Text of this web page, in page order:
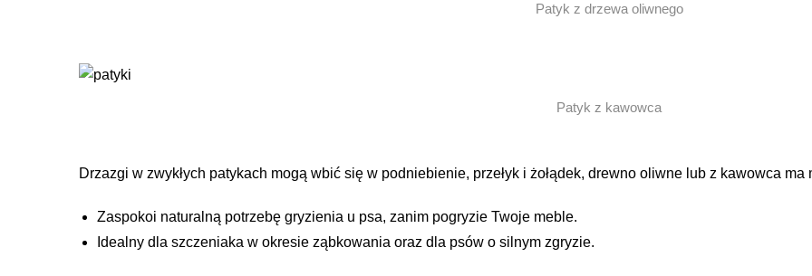
Patyk z drzewa oliwnego
Patyk z kawowca
Drzazgi w zwykłych patykach mogą wbić się w podniebienie, przełyk i żołądek, drewno oliwne lub z kawowca
Zaspokoi naturalną potrzebę gryzienia u psa, zanim pogryzie Twoje meble.
Idealny dla szczeniaka w okresie ząbkowania oraz dla psów o silnym zgryzie.